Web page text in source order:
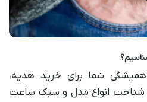
همیشگی شما برای خرید هدیه،
انواع مدل و سبک ساعت